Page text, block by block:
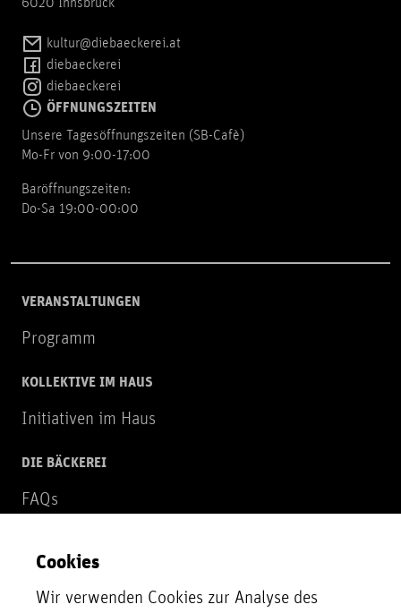
6020 Innsbruck
kultur@diebaeckerei.at
diebaeckerei
diebaeckerei
ÖFFNUNGSZEITEN
Unsere Tagesöffnungszeiten (SB-Cafè)
Mo-Fr von 9:00-17:00
Baröffnungszeiten:
Do-Sa 19:00-00:00
VERANSTALTUNGEN
Programm
KOLLEKTIVE IM HAUS
Initiativen im Haus
DIE BÄCKEREI
FAQs
NEWSLETTER
Zur Newsletter Anmeldung
Cookies
Wir verwenden Cookies zur Analyse des